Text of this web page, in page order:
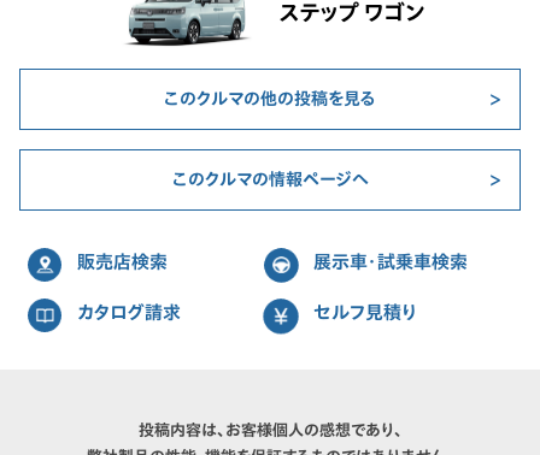
ステップ ワゴン
このクルマの他の投稿を見る
このクルマの情報ページへ
販売店検索 展示車・試乗車検索
カタログ請求 セルフ見積り
投稿内容は、お客様個人の感想であり、